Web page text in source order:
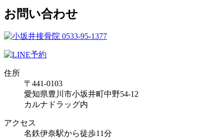
お問い合わせ
住所
〒441-0103
愛知県豊川市小坂井町中野54-12
カルナドラッグ内
アクセス
名鉄伊奈駅から徒歩11分